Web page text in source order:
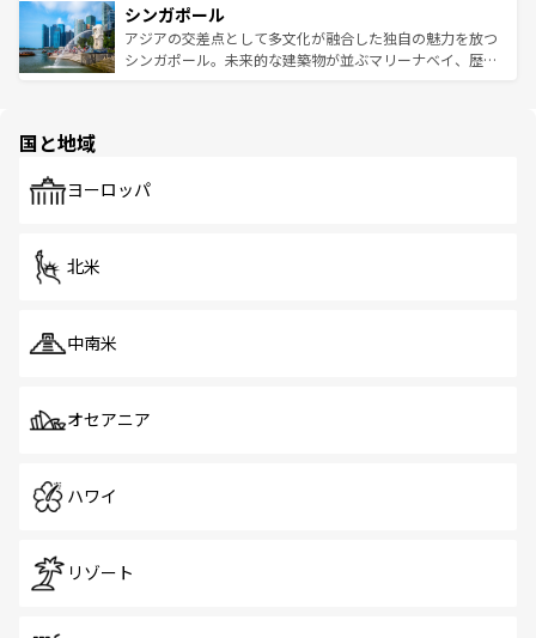
参照してほしい。
激する。気候は一年中温暖で、どの季節にも異なる楽しみ
が待っている。親しみやすいタイの人々、仏教を中心とし
た文化、そして多様な観光資源が、訪れる旅人を魅了し続
み、どこを訪れても感動するはず。観光スポットが密集し
ており、効率よく見どころを回れるのも魅力。息をのむよ
うな絶景から文化的な体験まで、香港を存分に楽しみ尽く
シンガポール
アジアの交差点として多文化が融合した独自の魅力を放つ
シンガポール。未来的な建築物が並ぶマリーナベイ、歴史
で、ホーカーズは地元の風情を楽しめる外せないスポット
国と地域
ヨーロッパ
北米
中南米
オセアニア
ハワイ
リゾート